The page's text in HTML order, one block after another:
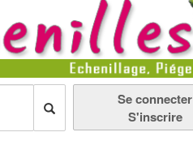
Se connecter
S'inscrire